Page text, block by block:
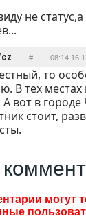
не
# 08:14
то
В тех местах
А вот в
стоит,